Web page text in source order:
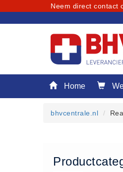
Neem direct contact
Home
Keuringen
Home
bhvcentrale.nl